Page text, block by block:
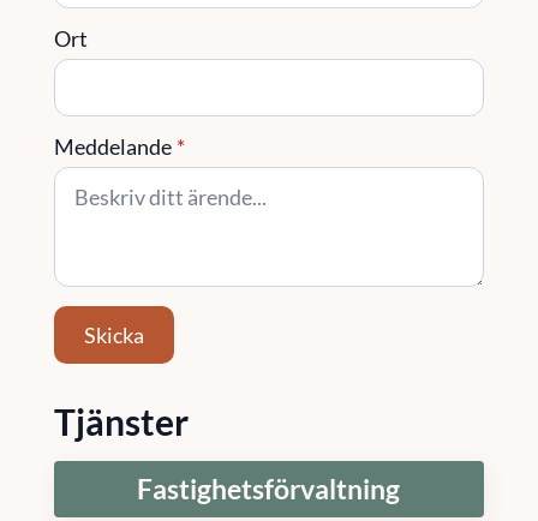
Ort
Meddelande *
Skicka
Tjänster
Fastighetsförvaltning